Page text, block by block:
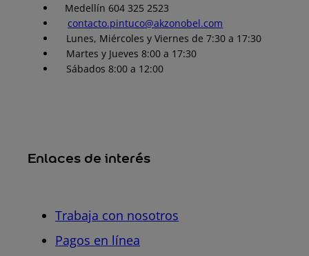
Medellín 604 325 2523
contacto.pintuco@akzonobel.com
Lunes, Miércoles y Viernes de 7:30 a 17:30
Martes y Jueves 8:00 a 17:30
Sábados 8:00 a 12:00
Enlaces de interés
Trabaja con nosotros
Pagos en línea